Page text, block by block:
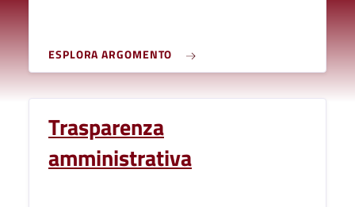
ESPLORA ARGOMENTO
Trasparenza
amministrativa